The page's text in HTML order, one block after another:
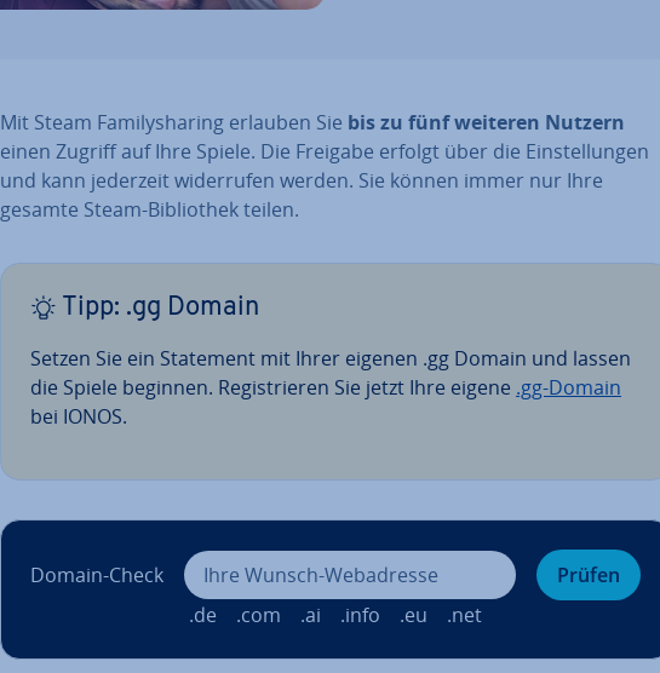
Mit Steam Fa­mi­lys­ha­ring erlauben Sie bis zu fünf weiteren Nutzern
einen Zugriff auf Ihre Spiele. Die Freigabe erfolgt über die Ein­stel­lun­gen
und kann jederzeit wi­der­ru­fen werden. Sie können immer nur Ihre
gesamte Steam-Bi­blio­thek teilen.
Tipp: .gg Domain
Setzen Sie ein Statement mit Ihrer eigenen .gg Domain und lassen
die Spiele beginnen. Re­gis­trie­ren Sie jetzt Ihre eigene .gg-Domain
bei IONOS.
Domain-Check
Prüfen
.de
.com .ai .info .eu .net